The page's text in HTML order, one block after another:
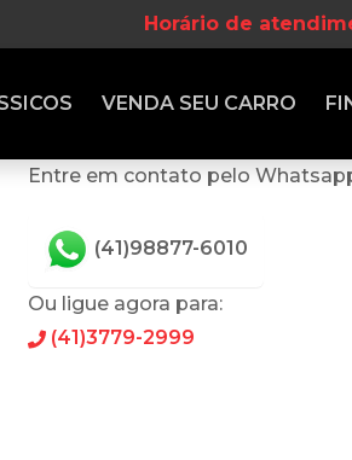
Horário de
VENDA SEU CARRO
Entre em contato pelo
(41)98877-6010
Ou ligue agora para:
(41)3779-2999